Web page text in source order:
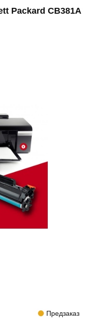
Packard CB381A
Предзаказ